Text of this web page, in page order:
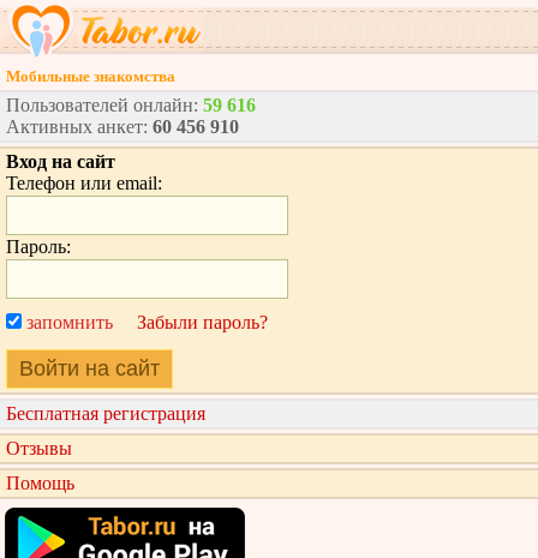
Мобильные знакомства
Пользователей онлайн: 59 616
Активных анкет: 60 456 910
Вход на сайт
Телефон или email:
Пароль:
запомнить Забыли пароль?
Войти на сайт
Бесплатная регистрация
Отзывы
Помощь